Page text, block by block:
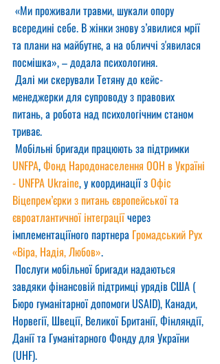
«Ми проживали травми, шукали опору
всередині себе. В жінки знову з’явилися мрії
та плани на майбутнє, а на обличчі з'явилася
посмішка», – додала психологиня.
Далі ми скерували Тетяну до кейс-
менеджерки для супроводу з правових
питань, а робота над психологічним станом
триває.
Мобільні бригади працюють за підтримки
UNFPA, Фонд Народонаселення ООН в Україні
- UNFPA Ukraine, у координації з Офіс
Віцепрем’єрки з питань європейської та
євроатлантичної інтеграції через
імплементаціїного партнера Громадський Рух
«Віра, Надія, Любов».
Послуги мобільної бригади надаються
завдяки фінансовій підтримці урядів США (
Бюро гуманітарної допомоги USAID), Канади,
Норвегії, Швеції, Великої Британії, Фінляндії,
Данії та Гуманітарного Фонду для України
(UHF).